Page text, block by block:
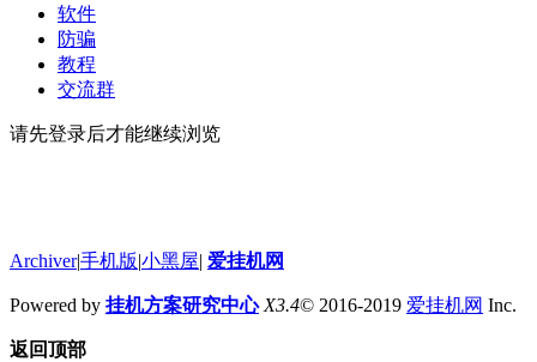
软件
防骗
教程
交流群
请先登录后才能继续浏览
Archiver|手机版|小黑屋| 爱挂机网
Powered by 挂机方案研究中心 X3.4© 2016-2019 爱挂机网 Inc.
返回顶部